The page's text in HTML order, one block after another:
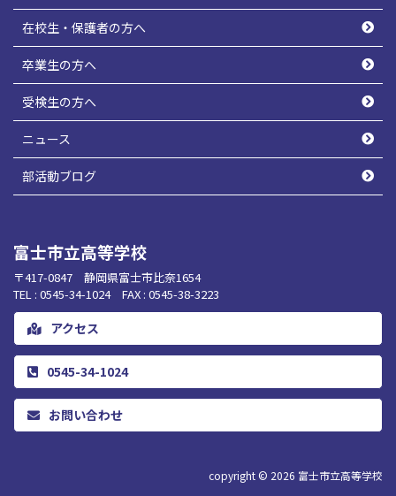
在校生・保護者の方へ
卒業生の方へ
受検生の方へ
ニュース
部活動ブログ
富士市立高等学校
〒417-0847 静岡県富士市比奈1654
TEL : 0545-34-1024 FAX : 0545-38-3223
アクセス
0545-34-1024
お問い合わせ
copyright © 2026 富士市立高等学校